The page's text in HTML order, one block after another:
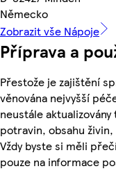
Německo
Zobrazit vše Nápoje
Příprava a
Přestože je zajištění
věnována nejvyšší
neustále
potravin, obsahu
Vždy byste si měli
pouze na informace